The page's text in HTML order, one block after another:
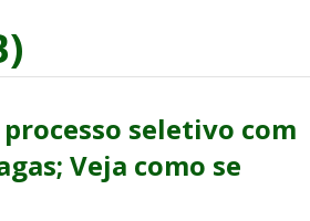
seletivo com
Veja como se